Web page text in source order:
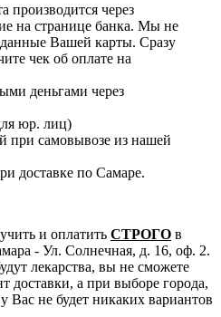
производится через
на странице банка. Мы не
Вашей карты. Сразу
чек об оплате на
деньгами через
юр. лиц)
при самовывозе из нашей
доставке по Самаре.
и оплатить СТРОГО в
- Ул. Солнечная, д. 16, оф. 2.
лекарства, вы не сможете
доставки, а при выборе города,
Вас не будет никаких вариантов